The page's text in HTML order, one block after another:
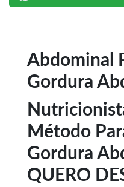
Abdominal
Gordura
Método
Gordura
QUERO